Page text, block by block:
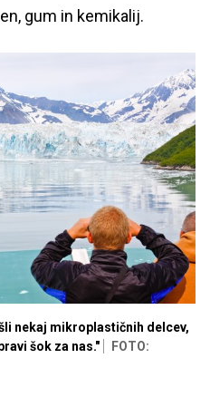
gum in kemikalij.
nekaj mikroplastičnih delcev,
šok za nas."
FOTO: